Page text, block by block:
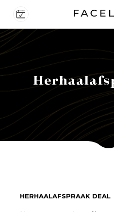
HERHAALAFSPRAAK DEAL